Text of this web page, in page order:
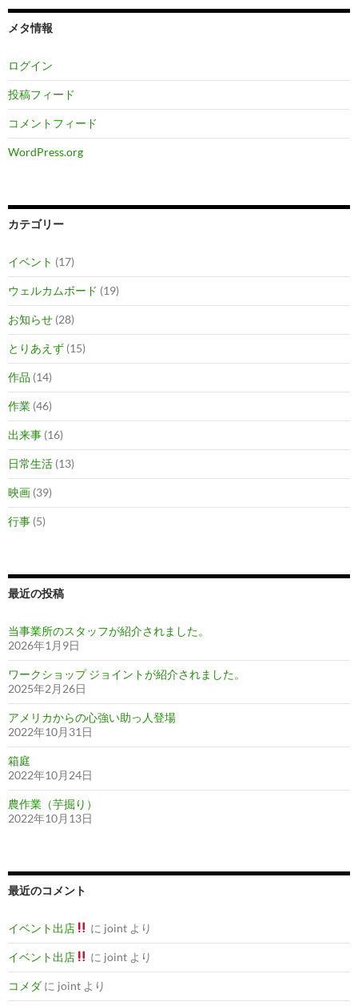
メタ情報
ログイン
投稿フィード
コメントフィード
WordPress.org
カテゴリー
イベント (17)
ウェルカムボード (19)
お知らせ (28)
とりあえず (15)
作品 (14)
作業 (46)
出来事 (16)
日常生活 (13)
映画 (39)
行事 (5)
最近の投稿
当事業所のスタッフが紹介されました。
2026年1月9日
ワークショップ ジョイントが紹介されました。
2025年2月26日
アメリカからの心強い助っ人登場
2022年10月31日
箱庭
2022年10月24日
農作業（芋掘り）
2022年10月13日
最近のコメント
イベント出店 に jointより
イベント出店 に jointより
コメダ に joint より